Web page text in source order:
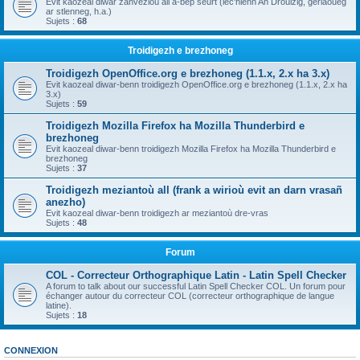
ar stlenneg, h.a.)
Sujets : 68
Troidigezh e brezhoneg
Troidigezh OpenOffice.org e brezhoneg (1.1.x, 2.x ha 3.x)
Evit kaozeal diwar-benn troidigezh OpenOffice.org e brezhoneg (1.1.x, 2.x ha
3.x)
Sujets : 59
Troidigezh Mozilla Firefox ha Mozilla Thunderbird e
brezhoneg
Evit kaozeal diwar-benn troidigezh Mozilla Firefox ha Mozilla Thunderbird e
brezhoneg
Sujets : 37
Troidigezh meziantoù all (frank a wirioù evit an darn vrasañ
anezho)
Evit kaozeal diwar-benn troidigezh ar meziantoù dre-vras
Sujets : 48
Forum
COL - Correcteur Orthographique Latin - Latin Spell Checker
A forum to talk about our successful Latin Spell Checker COL. Un forum pour
échanger autour du correcteur COL (correcteur orthographique de langue
latine).
Sujets : 18
CONNEXION